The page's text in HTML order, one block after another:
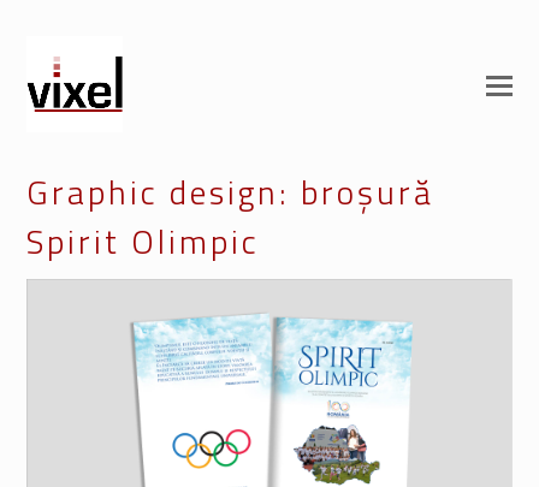
Graphic design: broșură
Spirit Olimpic